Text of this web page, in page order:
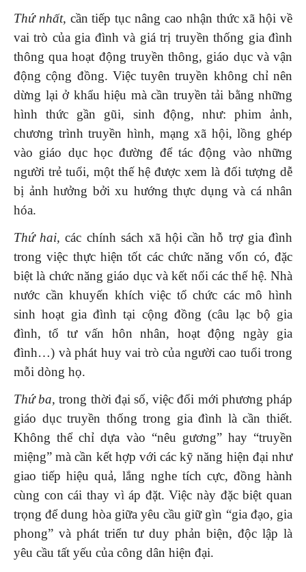
Thứ nhất, cần tiếp tục nâng cao nhận thức xã hội về
vai trò của gia đình và giá trị truyền thống gia đình
thông qua hoạt động truyền thông, giáo dục và vận
động cộng đồng. Việc tuyên truyền không chỉ nên
dừng lại ở khẩu hiệu mà cần truyền tải bằng những
hình thức gần gũi, sinh động, như: phim ảnh,
chương trình truyền hình, mạng xã hội, lồng ghép
vào giáo dục học đường để tác động vào những
người trẻ tuổi, một thế hệ được xem là đối tượng dễ
bị ảnh hưởng bởi xu hướng thực dụng và cá nhân
hóa.
Thứ hai, các chính sách xã hội cần hỗ trợ gia đình
trong việc thực hiện tốt các chức năng vốn có, đặc
biệt là chức năng giáo dục và kết nối các thế hệ. Nhà
nước cần khuyến khích việc tổ chức các mô hình
sinh hoạt gia đình tại cộng đồng (câu lạc bộ gia
đình, tổ tư vấn hôn nhân, hoạt động ngày gia
đình…) và phát huy vai trò của người cao tuổi trong
mỗi dòng họ.
Thứ ba, trong thời đại số, việc đổi mới phương pháp
giáo dục truyền thống trong gia đình là cần thiết.
Không thể chỉ dựa vào “nêu gương” hay “truyền
miệng” mà cần kết hợp với các kỹ năng hiện đại như
giao tiếp hiệu quả, lắng nghe tích cực, đồng hành
cùng con cái thay vì áp đặt. Việc này đặc biệt quan
trọng để dung hòa giữa yêu cầu giữ gìn “gia đạo, gia
phong” và phát triển tư duy phản biện, độc lập là
yêu cầu tất yếu của công dân hiện đại.